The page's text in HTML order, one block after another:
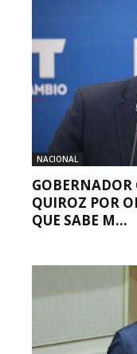
NACIONAL
QUIROZ POR
QUE SABE M...